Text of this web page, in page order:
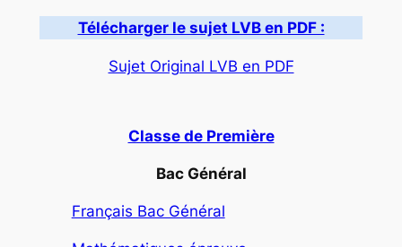
Télécharger le sujet LVB en PDF :
Sujet Original LVB en PDF
Classe de Première
Bac Général
Français Bac Général